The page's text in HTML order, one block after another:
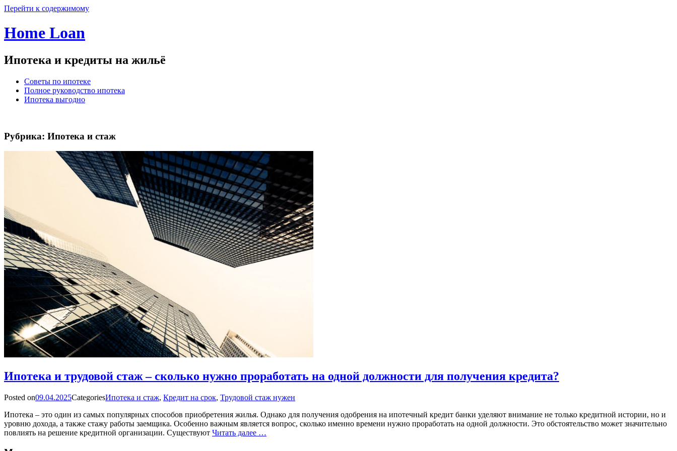
Перейти к содержимому
Home Loan
Ипотека и кредиты на жильё
Советы по ипотеке
Полное руководство ипотека
Ипотека выгодно
Рубрика: Ипотека и стаж
Ипотека и трудовой стаж – сколько нужно проработать на одной должности для получения кредита?
Posted on09.04.2025CategoriesИпотека и стаж, Кредит на срок, Трудовой стаж нужен
Ипотека – это один из самых популярных способов приобретения жилья. Однако для получения одобрения на ипотечный кредит банки уделяют внимание не только кредитной истории, но и
уровню дохода, а также стажу работы заемщика. Особенно важным является вопрос, сколько именно времени нужно проработать на одной должности. Это обстоятельство может значительно
повлиять на решение кредитной организации. Существуют Читать далее …